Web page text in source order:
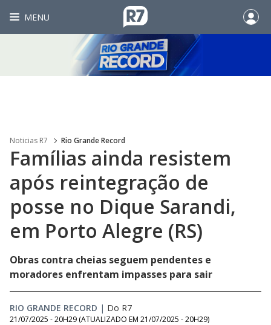
MENU
Noticias R7 Rio Grande Record
Famílias ainda resistem
após reintegração de
posse no Dique Sarandi,
em Porto Alegre (RS)
Obras contra cheias seguem pendentes e
moradores enfrentam impasses para sair
RIO GRANDE RECORD | Do R7
21/07/2025 - 20H29 (ATUALIZADO EM 21/07/2025 - 20H29)